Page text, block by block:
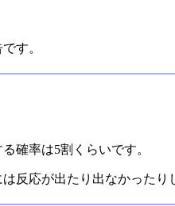
す。
確率は5割くらいです。
反応が出たり出なかったり